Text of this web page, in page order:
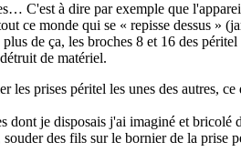
C'est à dire par exemple que
ce monde qui se « repisse dessus »
de ça, les broches 8 et 16 des
de matériel.
prises péritel les unes des autres,
dont je disposais j'ai imaginé et bricolé
des fils sur le bornier de la prise